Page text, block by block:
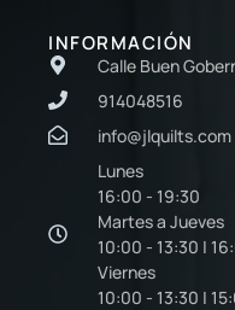
INFORMACIÓN
Calle Buen
914048516
info@jlquilts.com
Lunes
16:00 - 19:30
Martes a Jueves
10:00 - 13:30 |
Viernes
10:00 - 13:30 |